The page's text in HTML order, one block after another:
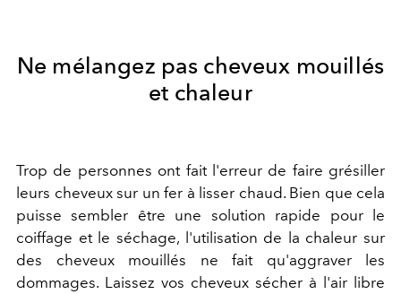
Ne mélangez pas cheveux mouillés
et chaleur
Trop de personnes ont fait l'erreur de faire grésiller
leurs cheveux sur un fer à lisser chaud. Bien que cela
puisse sembler être une solution rapide pour le
coiffage et le séchage, l'utilisation de la chaleur sur
des cheveux mouillés ne fait qu'aggraver les
dommages. Laissez vos cheveux sécher à l'air libre